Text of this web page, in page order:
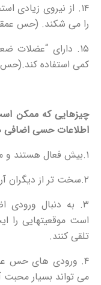
۱۴. از نیروی زیادی
را می شکند. (حس
۱۵. دارای
کمی استفاده
چیزهایی که ممکن
اطلاعات حسی
۱.بیش فعال هستند و مدام در حال حرکت است.
۲.سخت تر از دیگران آرام می شود.
۳. به دنبال ورودی
است موقعیتهایی را
تلقی کنند.
۴. ورودی های حس
می تواند بسیار محبت